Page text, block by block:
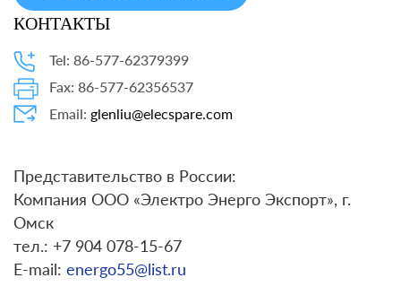
КОНТАКТЫ
Tel: 86-577-62379399
Fax: 86-577-62356537
Email: glenliu@elecspare.com
Представительство в России:
Компания ООО «Электро Энерго Экспорт», г.
Омск
тел.: +7 904 078-15-67
E-mail: energo55@list.ru